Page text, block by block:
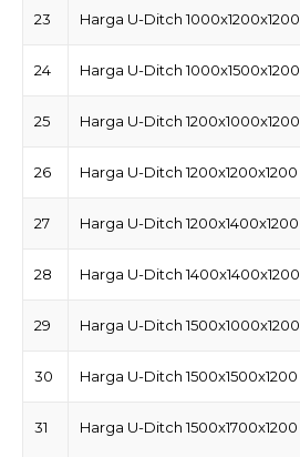
23 Harga U-Ditch 1000x1200x1200
24 Harga U-Ditch 1000x1500x1200
25 Harga U-Ditch 1200x1000x1200
26 Harga U-Ditch 1200x1200x1200
27 Harga U-Ditch 1200x1400x1200
28 Harga U-Ditch 1400x1400x1200
29 Harga U-Ditch 1500x1000x1200
30 Harga U-Ditch 1500x1500x1200
31 Harga U-Ditch 1500x1700x1200